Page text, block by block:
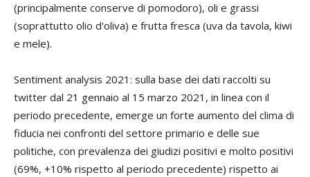
(principalmente conserve di pomodoro), oli e grassi
(soprattutto olio d'oliva) e frutta fresca (uva da tavola, kiwi
e mele).
Sentiment analysis 2021: sulla base dei dati raccolti su
twitter dal 21 gennaio al 15 marzo 2021, in linea con il
periodo precedente, emerge un forte aumento del clima di
fiducia nei confronti del settore primario e delle sue
politiche, con prevalenza dei giudizi positivi e molto positivi
(69%, +10% rispetto al periodo precedente) rispetto ai